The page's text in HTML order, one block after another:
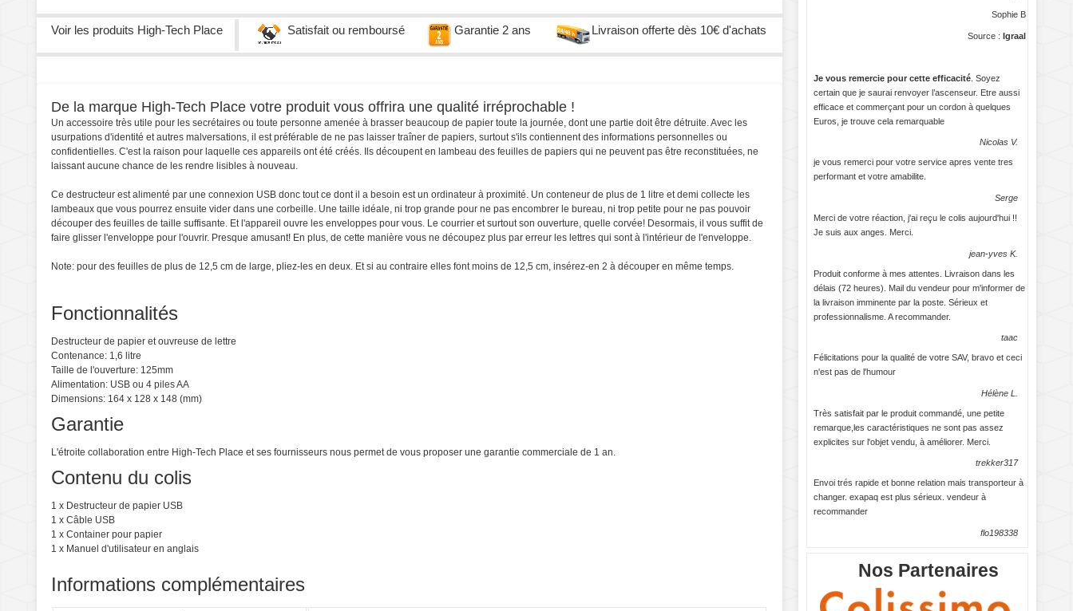
Voir les produits High-Tech Place Satisfait ou remboursé Garantie 2 ans Livraison offerte dès 10€ d'achats
De la marque High-Tech Place votre produit vous offrira une qualité irréprochable !
Un accessoire très utile pour les secrétaires ou toute personne amenée à brasser beaucoup de papier toute la journée, dont une partie doit être détruite. Avec les
usurpations d'identité et autres malversations, il est préférable de ne pas laisser traîner de papiers, surtout s'ils contiennent des informations personnelles ou
confidentielles. C'est la raison pour laquelle ces appareils ont été créés. Ils découpent en lambeau des feuilles de papiers qui ne peuvent pas être reconstituées, ne
laissant aucune chance de les rendre lisibles à nouveau.
Ce destructeur est alimenté par une connexion USB donc tout ce dont il a besoin est un ordinateur à proximité. Un conteneur de plus de 1 litre et demi collecte les
lambeaux que vous pourrez ensuite vider dans une corbeille. Une taille idéale, ni trop grande pour ne pas encombrer le bureau, ni trop petite pour ne pas pouvoir
découper des feuilles de taille suffisante. Et l'appareil ouvre les enveloppes pour vous. Le courrier et surtout son ouverture, quelle corvée! Desormais, il vous suffit de
faire glisser l'enveloppe pour l'ouvrir. Presque amusant! En plus, de cette manière vous ne découpez plus par erreur les lettres qui sont à l'intérieur de l'enveloppe.
Note: pour des feuilles de plus de 12,5 cm de large, pliez-les en deux. Et si au contraire elles font moins de 12,5 cm, insérez-en 2 à découper en même temps.
Fonctionnalités
Destructeur de papier et ouvreuse de lettre
Contenance: 1,6 litre
Taille de l'ouverture: 125mm
Alimentation: USB ou 4 piles AA
Dimensions: 164 x 128 x 148 (mm)
Garantie
L'étroite collaboration entre High-Tech Place et ses fournisseurs nous permet de vous proposer une garantie commerciale de 1 an.
Contenu du colis
1 x Destructeur de papier USB
1 x Câble USB
1 x Container pour papier
1 x Manuel d'utilisateur en anglais
Informations complémentaires
Sophie B
Source : Igraal
Je vous remercie pour cette efficacité . Soyez
certain que je saurai renvoyer l’ascenseur. Etre aussi
efficace et commerçant pour un cordon à quelques
Euros, je trouve cela remarquable
Nicolas V.
je vous remerci pour votre service apres vente tres
performant et votre amabilite.
Serge
Merci de votre réaction, j'ai reçu le colis aujourd'hui !!
Je suis aux anges. Merci.
jean-yves K.
Produit conforme à mes attentes. Livraison dans les
délais (72 heures). Mail du vendeur pour m'informer de
la livraison imminente par la poste. Sérieux et
professionnalisme. A recommander.
taac
Félicitations pour la qualité de votre SAV, bravo et ceci
n'est pas de l'humour
Hélène L.
Très satisfait par le produit commandé, une petite
remarque,les caractéristiques ne sont pas assez
explicites sur l'objet vendu, à améliorer. Merci.
trekker317
Envoi trés rapide et bonne relation mais transporteur à
changer. exapaq est plus sérieux. vendeur à
recommander
flo198338
Nos Partenaires